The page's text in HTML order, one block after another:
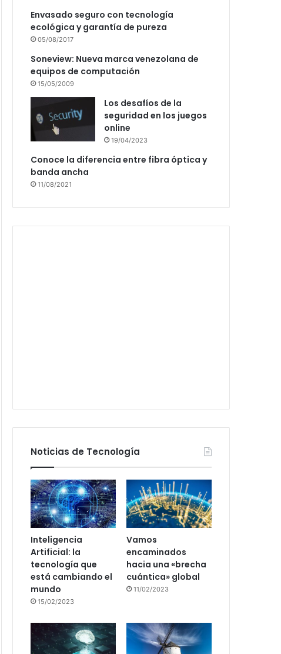
Envasado seguro con tecnología
ecológica y garantía de pureza
05/08/2017
Soneview: Nueva marca venezolana de
equipos de computación
15/05/2009
Los desafíos de la
seguridad en los juegos
online
19/04/2023
Conoce la diferencia entre fibra óptica y
banda ancha
11/08/2021
Noticias de Tecnología
Inteligencia
Artificial: la
tecnología que
está cambiando el
mundo
15/02/2023
Vamos
encaminados
hacia una «brecha
cuántica» global
11/02/2023